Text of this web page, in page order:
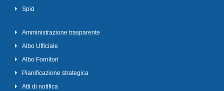
Spid
Amministrazione trasparente
Albo Ufficiale
Albo Fornitori
Pianificazione strategica
Atti di notifica